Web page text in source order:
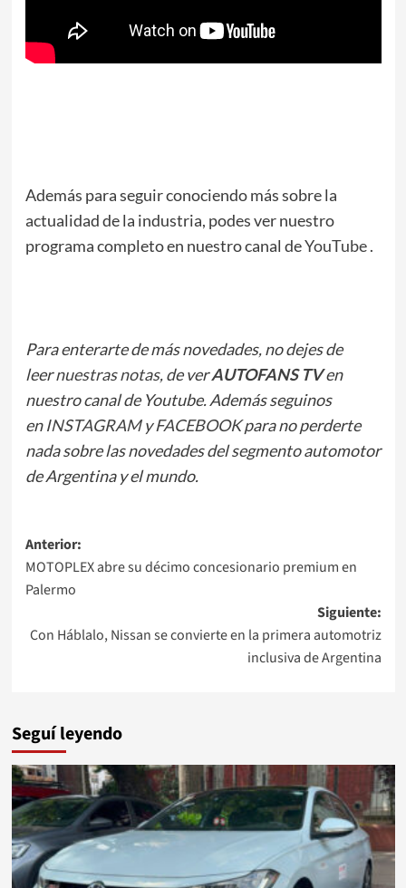
Además para seguir conociendo más sobre la
actualidad de la industria, podes ver nuestro
programa completo en nuestro canal deYouTube.
Para enterarte de más novedades, no dejes de
leernuestras notas, de ver AUTOFANS TVen
nuestro canal de Youtube. Además seguinos
enINSTAGRAMyFACEBOOKpara no perderte
nada sobre las novedades del segmento automotor
de Argentina y el mundo.
Navegación
de
entradas
Anterior:
MOTOPLEX abre su décimo concesionario premium en
Palermo
Siguiente:
Con Háblalo, Nissan se convierte en la primera automotriz
inclusiva de Argentina
Seguí leyendo